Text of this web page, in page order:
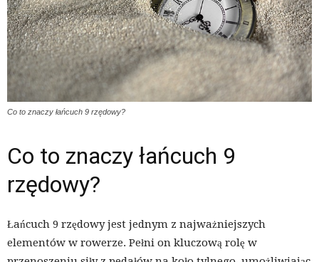
Co to znaczy łańcuch 9 rzędowy?
Co to znaczy łańcuch 9
rzędowy?
Łańcuch 9 rzędowy jest jednym z najważniejszych
elementów w rowerze. Pełni on kluczową rolę w